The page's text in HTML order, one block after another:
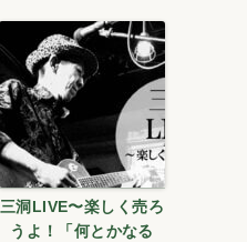
三洞LIVE〜楽しく売ろ
うよ！「何とかなる